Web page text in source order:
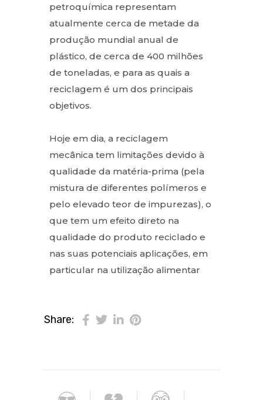
petroquímica representam
atualmente cerca de metade da
produção mundial anual de
plástico, de cerca de 400 milhões
de toneladas, e para as quais a
reciclagem é um dos principais
objetivos.
Hoje em dia, a reciclagem
mecânica tem limitações devido à
qualidade da matéria-prima (pela
mistura de diferentes polímeros e
pelo elevado teor de impurezas), o
que tem um efeito direto na
qualidade do produto reciclado e
nas suas potenciais aplicações, em
particular na utilização alimentar
Share: